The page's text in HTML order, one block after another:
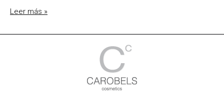
Leer más »